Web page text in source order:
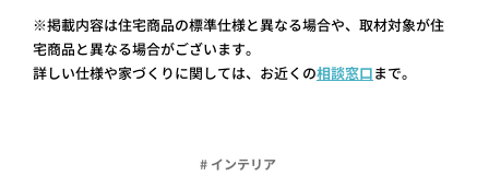
※掲載内容は住宅商品の標準仕様と異なる場合や、取材対象が住
宅商品と異なる場合がございます。
詳しい仕様や家づくりに関しては、お近くの相談窓口まで。
# インテリア